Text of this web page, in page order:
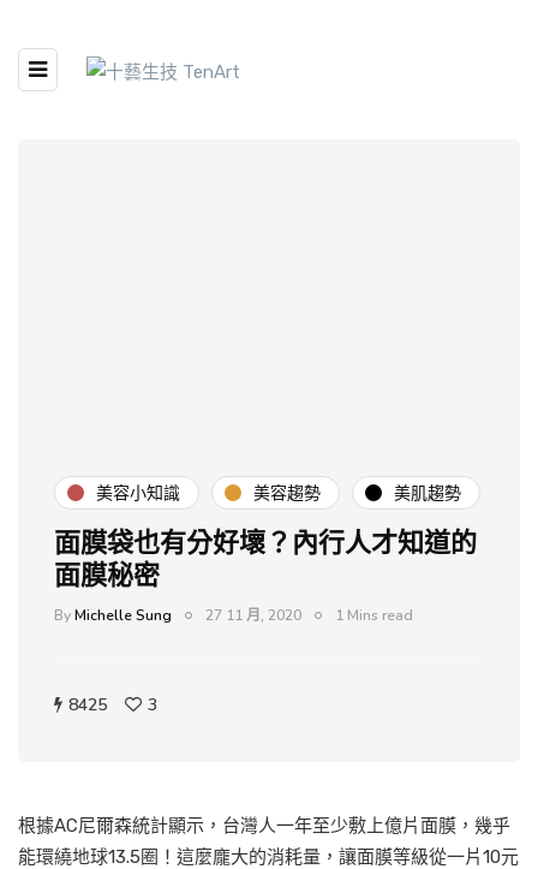
美容小知識 美容趨勢 美肌趨勢
面膜袋也有分好壞？內行人才知道的
面膜秘密
ByMichelle Sung 27 11 月, 2020 1 Mins read
8425 3
根據AC尼爾森統計顯示，台灣人一年至少敷上億片面膜，幾乎
能環繞地球13.5圈！這麼龐大的消耗量，讓面膜等級從一片10元